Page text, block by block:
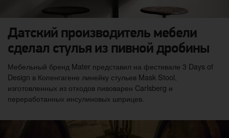
Датский производитель мебели
сделал стулья из пивной дробины
Мебельный бренд Mater представил на фестивале 3 Days of
Design в Копенгагене линейку стульев Mask Stool,
изготовленных из отходов пивоварен Carlsberg и
переработанных инсулиновых шприцев.